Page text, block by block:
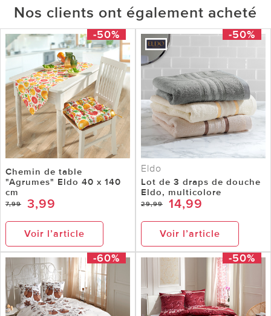
Nos clients ont également acheté
-50%
Chemin de table
"Agrumes" Eldo 40 x 140
cm
7,99 3,99
Voir l’article
-50%
Eldo
Lot de 3 draps de douche
Eldo, multicolore
29,99 14,99
Voir l’article
-60% -50%